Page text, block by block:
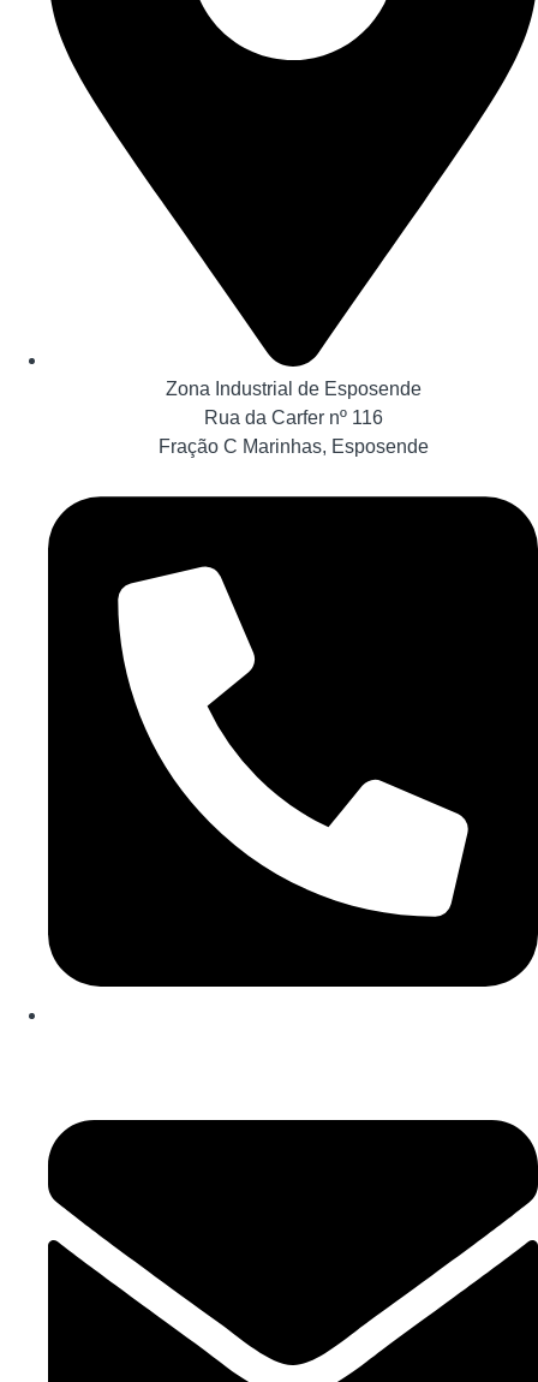
Zona Industrial de Esposende
Rua da Carfer nº 116
Fração C Marinhas, Esposende